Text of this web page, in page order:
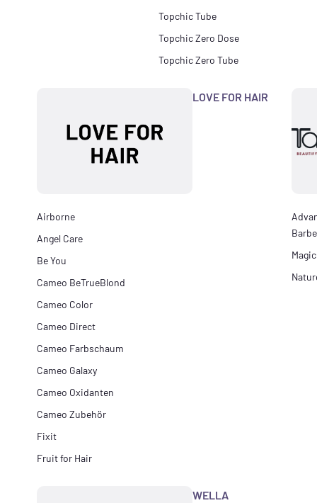
Topchic Tube
Topchic Zero Dose
Topchic Zero Tube
LOVE FOR HAIR
Airborne
Angel Care
Be You
Cameo BeTrueBlond
Cameo Color
Cameo Direct
Cameo Farbschaum
Cameo Galaxy
Cameo Oxidanten
Cameo Zubehör
Fixit
Fruit for Hair
WELLA